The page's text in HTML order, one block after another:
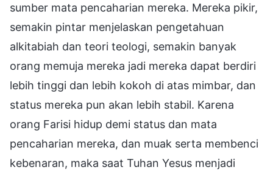
sumber mata pencaharian mereka. Mereka pikir,
semakin pintar menjelaskan pengetahuan
alkitabiah dan teori teologi, semakin banyak
orang memuja mereka jadi mereka dapat berdiri
lebih tinggi dan lebih kokoh di atas mimbar, dan
status mereka pun akan lebih stabil. Karena
orang Farisi hidup demi status dan mata
pencaharian mereka, dan muak serta membenci
kebenaran, maka saat Tuhan Yesus menjadi